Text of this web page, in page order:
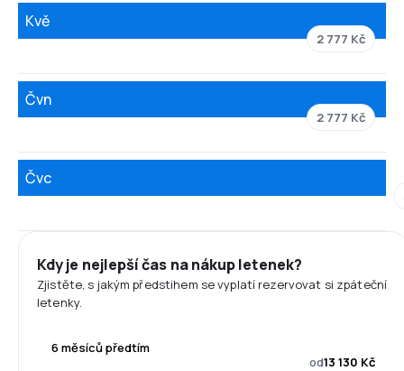
Kvě
2 777 Kč
Čvn
2 777 Kč
Čvc
Kdy je nejlepší čas na nákup letenek?
Zjistěte, s jakým předstihem se vyplatí rezervovat si zpáteční
letenky.
6 měsíců předtím
od13 130 Kč